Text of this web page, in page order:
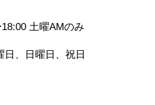
土曜AMのみ
、日曜日、祝日